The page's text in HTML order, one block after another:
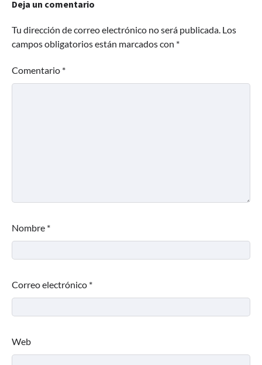
Deja un comentario
Tu dirección de correo electrónico no será publicada. Los
campos obligatorios están marcados con *
Comentario *
Nombre *
Correo electrónico *
Web